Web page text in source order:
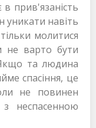
прив'язаність
уникати навіть
молитися
не варто бути
та людина
спасіння, це
не повинен
неспасенною